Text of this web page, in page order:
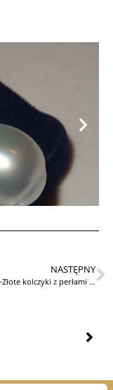
NASTĘPNY
SPRZEDANE-Złote kolczyki z perłami Tahiti i diamentami